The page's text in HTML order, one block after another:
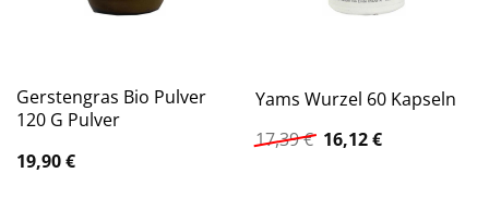
Gerstengras Bio Pulver
120 G Pulver
19,90€
Yams Wurzel 60 Kapseln
17,39€ Ursprünglicher
Preis
16,12€Aktueller